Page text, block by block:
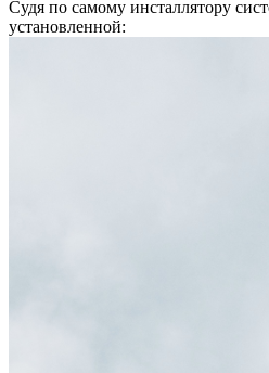
Судя по самому инсталлятору
установленной: